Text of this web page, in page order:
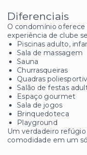
Diferenciais
O condomínio
experiência de clube
Piscinas adulto,
Sala de massagem
Sauna
Churrasqueiras
Quadras
Salão de festas
Espaço gourmet
Sala de jogos
Brinquedoteca
Playground
Um verdadeiro
comodidade em um